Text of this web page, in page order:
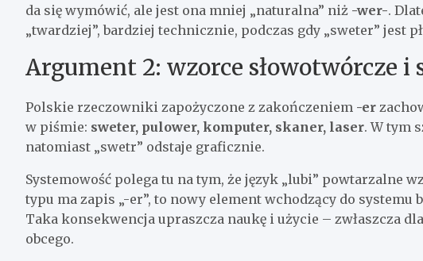
da się wymówić, ale jest ona mniej „naturalna” niż -wer-.
„twardziej”, bardziej technicznie, podczas gdy „sweter” jest
Argument 2: wzorce słowotwórcze i
Polskie rzeczowniki zapożyczone z zakończeniem -er
w piśmie: sweter, pulower, komputer, skaner, laser. W tym
natomiast „swetr” odstaje graficznie.
Systemowość polega tu na tym, że język „lubi” powtarzalne
typu ma zapis „-er”, to nowy element wchodzący do systemu
Taka konsekwencja upraszcza naukę i użycie – zwłaszcza
obcego.